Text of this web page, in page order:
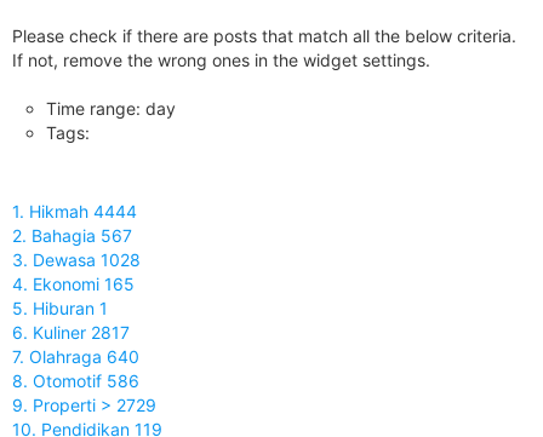
Please check if there are posts that match all the below criteria.
If not, remove the wrong ones in the widget settings.
Time range: day
Tags:
1. Hikmah 4444
2. Bahagia 567
3. Dewasa 1028
4. Ekonomi 165
5. Hiburan 1
6. Kuliner 2817
7. Olahraga 640
8. Otomotif 586
9. Properti > 2729
10. Pendidikan 119